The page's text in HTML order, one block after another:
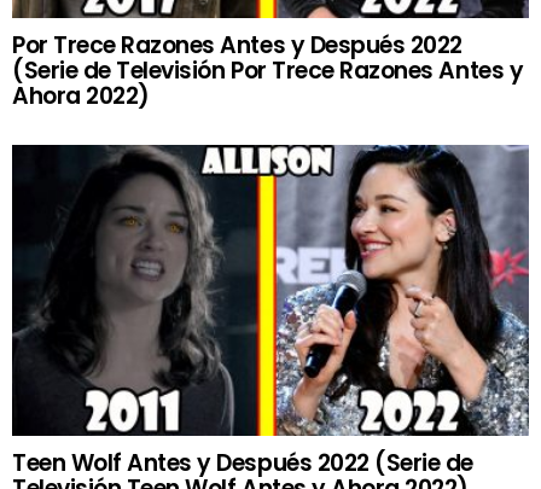
Por Trece Razones Antes y Después 2022
(Serie de Televisión Por Trece Razones Antes y
Ahora 2022)
Teen Wolf Antes y Después 2022 (Serie de